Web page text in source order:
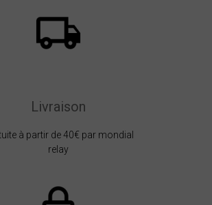
Livraison
à partir de 40€ par mondial
relay